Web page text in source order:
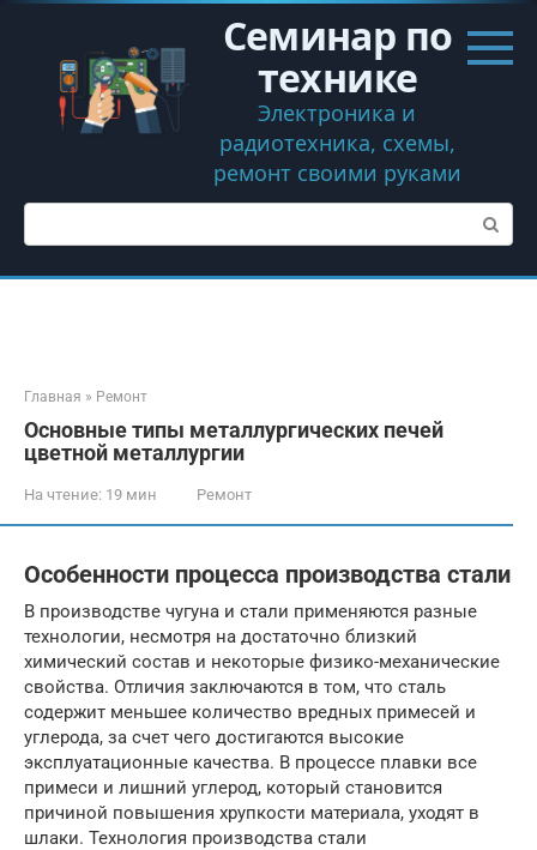
Перейти
контенту
Семинар по
технике
Электроника и
радиотехника, схемы,
ремонт своими руками
Поиск:
Главная » Ремонт
Основные типы металлургических печей
цветной металлургии
На чтение: 19 мин Ремонт
Особенности процесса производства стали
В производстве чугуна и стали применяются разные
технологии, несмотря на достаточно близкий
химический состав и некоторые физико-механические
свойства. Отличия заключаются в том, что сталь
содержит меньшее количество вредных примесей и
углерода, за счет чего достигаются высокие
эксплуатационные качества. В процессе плавки все
примеси и лишний углерод, который становится
причиной повышения хрупкости материала, уходят в
шлаки. Технология производства стали